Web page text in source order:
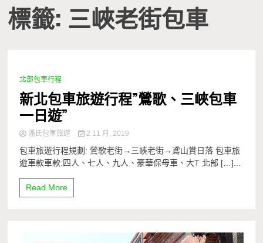
標籤: 三峽老街包車
1 Minute
北部包車行程
新北包車旅遊行程”鶯歌、三峽包車
一日遊”
潘氏包車旅遊 2 11 月, 2019
包車旅遊行程規劃: 鶯歌老街→三峽老街→鳶山賞日落 包車旅
遊車款車款:四人、七人、九人、豪華保母車、大T 北部 […]...
Read More